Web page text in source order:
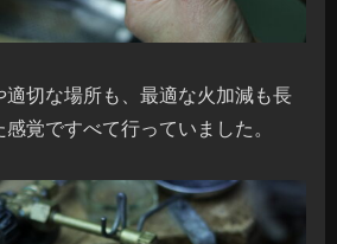
切な場所も、最適な火加減も長
覚ですべて行っていました。